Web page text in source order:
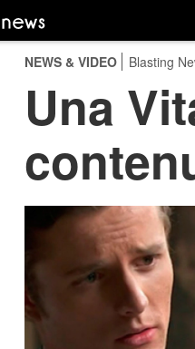
NEWS & VIDEO Blasting
Una